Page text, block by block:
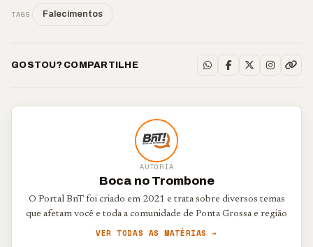
TAGS Falecimentos
GOSTOU? COMPARTILHE
AUTORIA
Boca no Trombone
O Portal BnT foi criado em 2021 e trata sobre diversos temas
que afetam você e toda a comunidade de Ponta Grossa e região
VER TODAS AS MATÉRIAS →